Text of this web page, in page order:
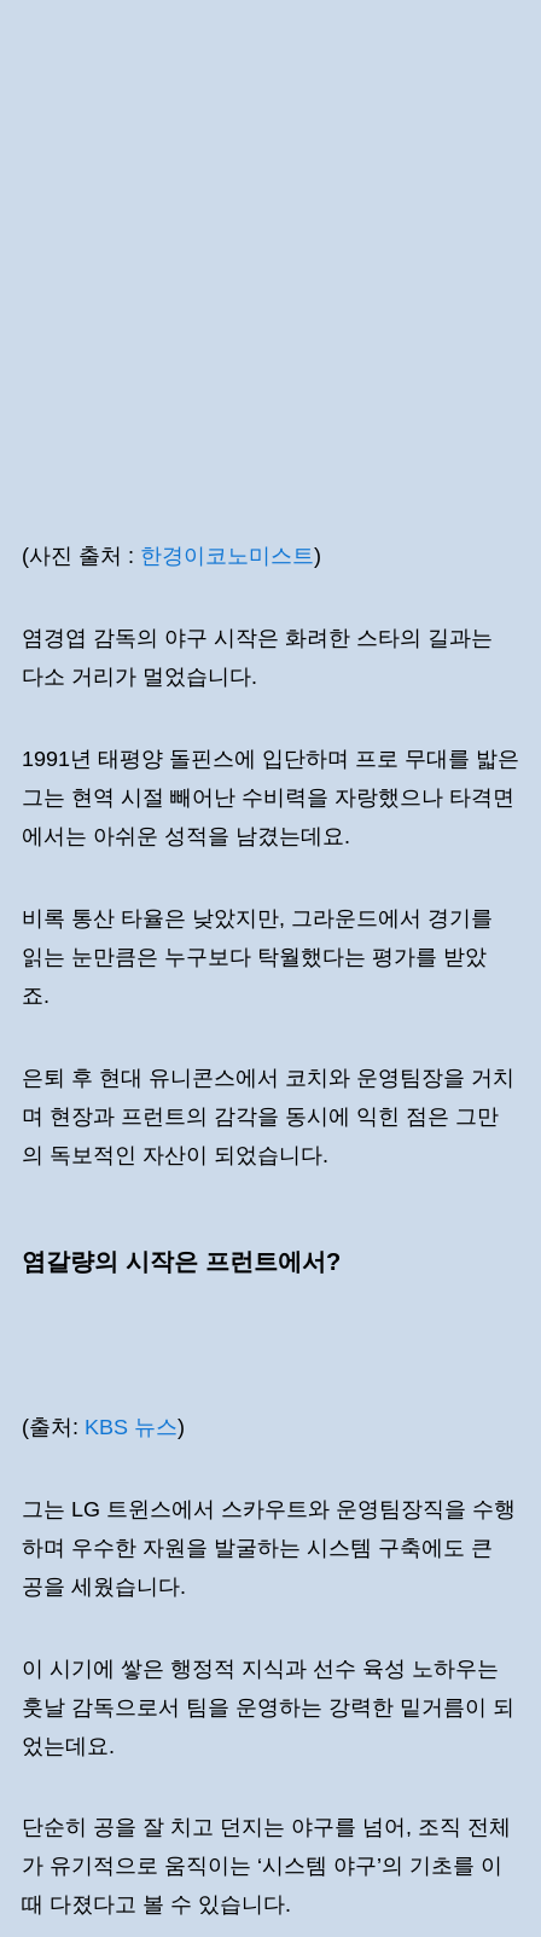
(사진 출처 : 한경이코노미스트)
염경엽 감독의 야구 시작은 화려한 스타의 길과는
다소 거리가 멀었습니다.
1991년 태평양 돌핀스에 입단하며 프로 무대를 밟은
그는 현역 시절 빼어난 수비력을 자랑했으나 타격면
에서는 아쉬운 성적을 남겼는데요.
비록 통산 타율은 낮았지만, 그라운드에서 경기를
읽는 눈만큼은 누구보다 탁월했다는 평가를 받았
죠.
은퇴 후 현대 유니콘스에서 코치와 운영팀장을 거치
며 현장과 프런트의 감각을 동시에 익힌 점은 그만
의 독보적인 자산이 되었습니다.
염갈량의 시작은 프런트에서?
(출처: KBS 뉴스)
그는 LG 트윈스에서 스카우트와 운영팀장직을 수행
하며 우수한 자원을 발굴하는 시스템 구축에도 큰
공을 세웠습니다.
이 시기에 쌓은 행정적 지식과 선수 육성 노하우는
훗날 감독으로서 팀을 운영하는 강력한 밑거름이 되
었는데요.
단순히 공을 잘 치고 던지는 야구를 넘어, 조직 전체
가 유기적으로 움직이는 ‘시스템 야구’의 기초를 이
때 다졌다고 볼 수 있습니다.